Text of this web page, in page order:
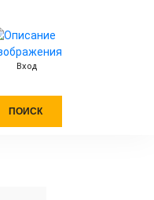
Вход
ПОИСК